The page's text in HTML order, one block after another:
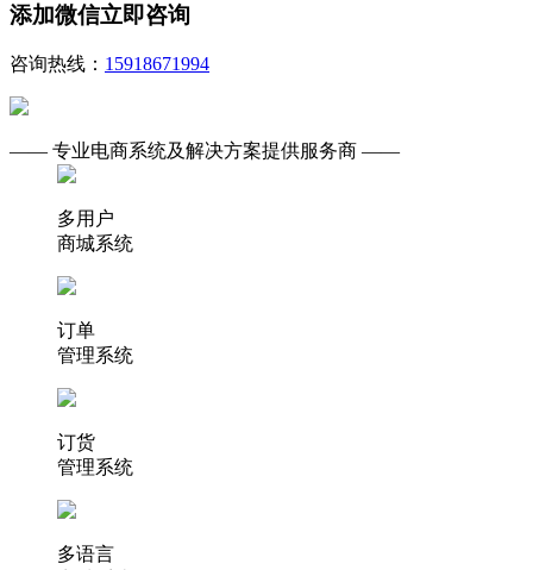
添加微信立即咨询
咨询热线： 15918671994
—— 专业电商系统及解决方案提供服务商 ——
多用户
商城系统
订单
管理系统
订货
管理系统
多语言